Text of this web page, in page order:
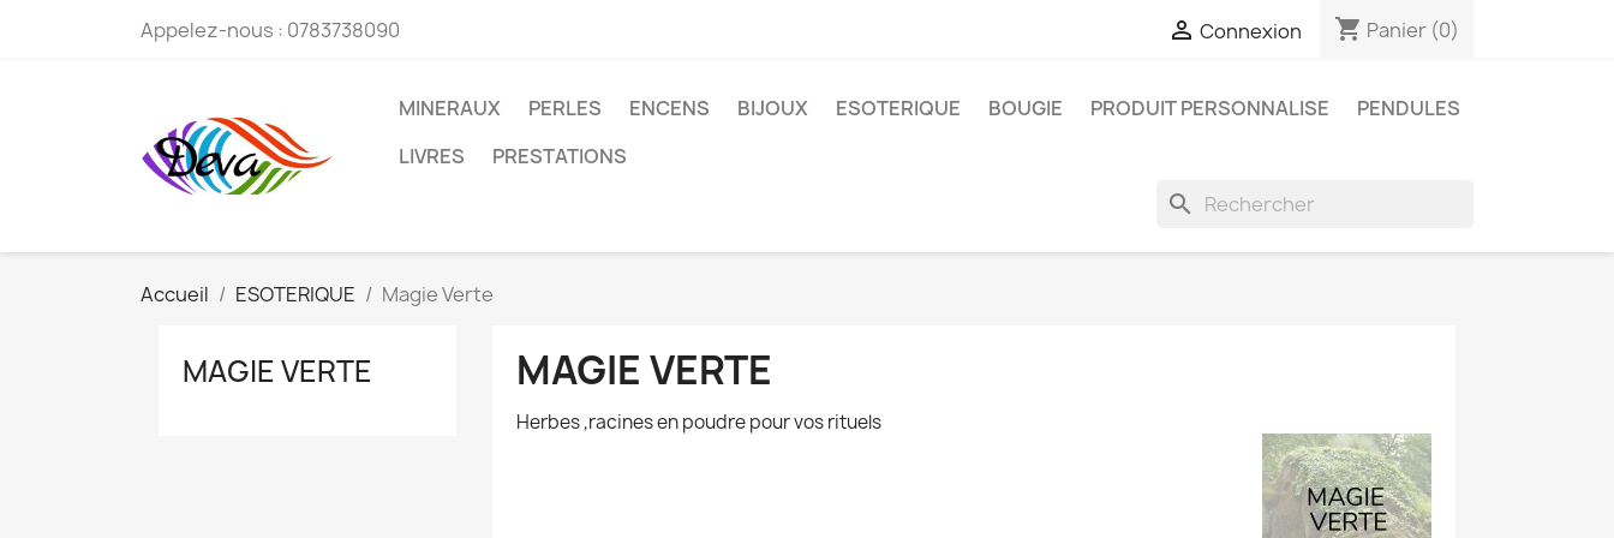
Appelez-nous : 0783738090  Connexion shopping_cart Panier (0)
MINERAUX PERLES ENCENS BIJOUX ESOTERIQUE BOUGIE PRODUIT PERSONNALISE
PENDULES
LIVRES
PRESTATIONS
search
Accueil ESOTERIQUE Magie Verte
MAGIE VERTE MAGIE VERTE
Herbes ,racines en poudre pour vos rituels